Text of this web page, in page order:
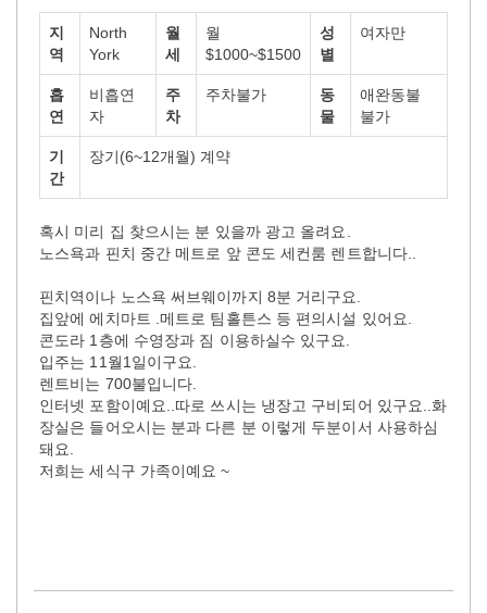
지
역
North
York
월
세
월
$1000~$1500
성
별
여자만
흡
연
비흡연
자
주
차
주차불가
동
물
애완동불
불가
기
간
장기(6~12개월) 계약
혹시 미리 집 찾으시는 분 있을까 광고 올려요.
노스욕과 핀치 중간 메트로 앞 콘도 세컨룸 렌트합니다..
핀치역이나 노스욕 써브웨이까지 8분 거리구요.
집앞에 에치마트 .메트로 팀홀튼스 등 편의시설 있어요.
콘도라 1층에 수영장과 짐 이용하실수 있구요.
입주는 11월1일이구요.
렌트비는 700불입니다.
인터넷 포함이예요..따로 쓰시는 냉장고 구비되어 있구요..화
장실은 들어오시는 분과 다른 분 이렇게 두분이서 사용하심
돼요.
저희는 세식구 가족이예요 ~